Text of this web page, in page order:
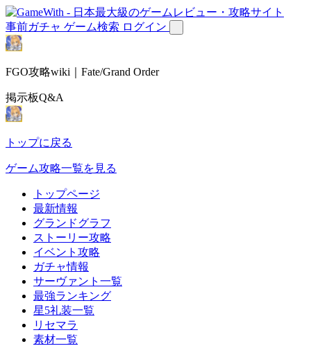
事前ガチャ ゲーム検索 ログイン
FGO攻略wiki｜Fate/Grand Order
掲示板Q&A
トップに戻る
ゲーム攻略一覧を見る
トップページ
最新情報
グランドグラフ
ストーリー攻略
イベント攻略
ガチャ情報
サーヴァント一覧
最強ランキング
星5礼装一覧
リセマラ
素材一覧